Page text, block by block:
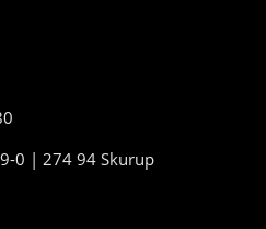
0 | 274 94 Skurup